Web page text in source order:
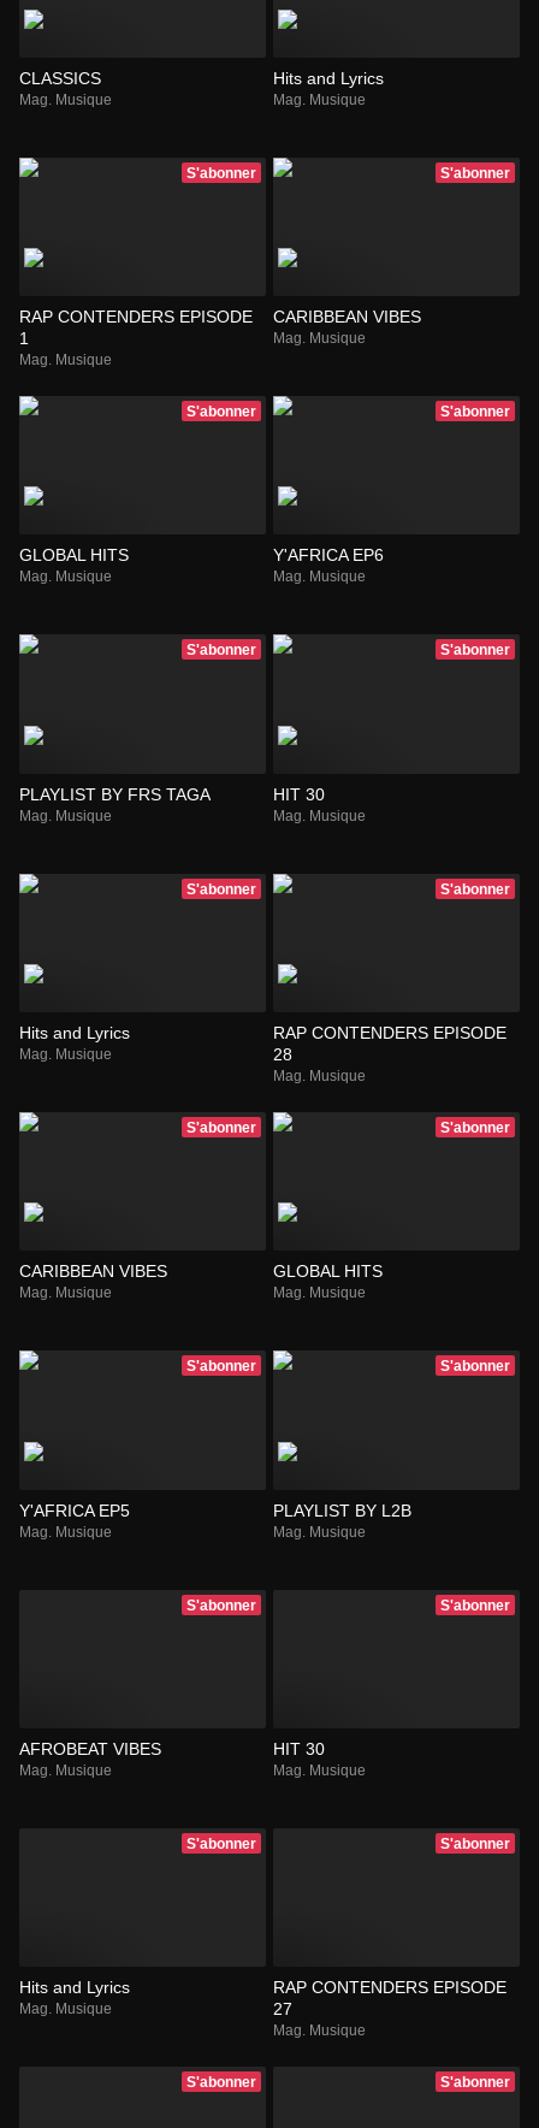
CLASSICS
Mag. Musique
Hits and Lyrics
Mag. Musique
S'abonner
RAP CONTENDERS EPISODE
1
Mag. Musique
S'abonner
CARIBBEAN VIBES
Mag. Musique
S'abonner
GLOBAL HITS
Mag. Musique
S'abonner
Y'AFRICA EP6
Mag. Musique
S'abonner
PLAYLIST BY FRS TAGA
Mag. Musique
S'abonner
HIT 30
Mag. Musique
S'abonner
Hits and Lyrics
Mag. Musique
S'abonner
RAP CONTENDERS EPISODE
28
Mag. Musique
S'abonner
CARIBBEAN VIBES
Mag. Musique
S'abonner
GLOBAL HITS
Mag. Musique
S'abonner
Y'AFRICA EP5
Mag. Musique
S'abonner
PLAYLIST BY L2B
Mag. Musique
S'abonner
AFROBEAT VIBES
Mag. Musique
S'abonner
HIT 30
Mag. Musique
S'abonner
Hits and Lyrics
Mag. Musique
S'abonner
RAP CONTENDERS EPISODE
27
Mag. Musique
S'abonner S'abonner